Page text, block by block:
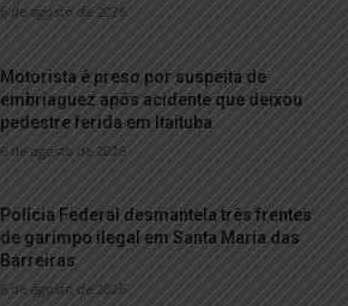
6 de agosto de 2026
Motorista é preso por suspeita de
embriaguez após acidente que deixou
pedestre ferida em Itaituba
6 de agosto de 2026
Polícia Federal desmantela três frentes
de garimpo ilegal em Santa Maria das
Barreiras
6 de agosto de 2026